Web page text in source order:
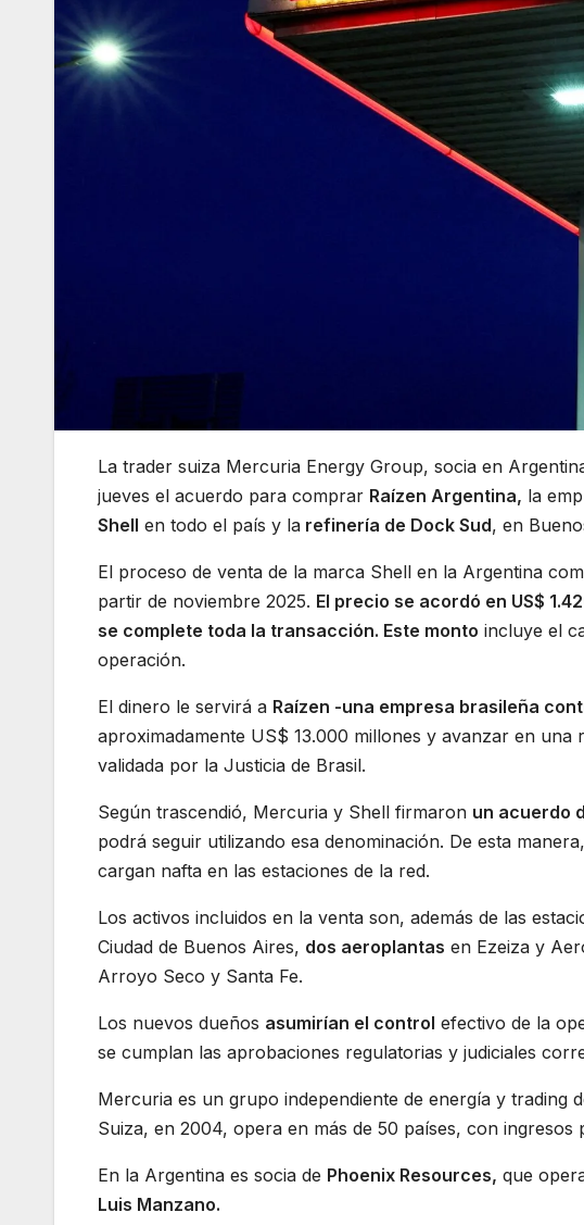
La trader suiza Mercuria Energy Group, socia en
jueves el acuerdo para comprar Raízen Argentina, la
Shell en todo el país y la refinería de Dock Sud, en
El proceso de venta de la marca Shell en la Argentina
partir de noviembre 2025. El precio se acordó en US$
se complete toda la transacción. Este monto incluye el
operación.
El dinero le servirá a Raízen -una empresa brasileña
aproximadamente US$ 13.000 millones y avanzar en
validada por la Justicia de Brasil.
Según trascendió, Mercuria y Shell firmaron un acuerdo
podrá seguir utilizando esa denominación. De esta manera,
cargan nafta en las estaciones de la red.
Los activos incluidos en la venta son, además de las
Ciudad de Buenos Aires, dos aeroplantas en Ezeiza y
Arroyo Seco y Santa Fe.
Los nuevos dueños asumirían el control efectivo de la
se cumplan las aprobaciones regulatorias y judiciales
Mercuria es un grupo independiente de energía y trading
Suiza, en 2004, opera en más de 50 países, con ingresos
En la Argentina es socia de Phoenix Resources, que
Luis Manzano.